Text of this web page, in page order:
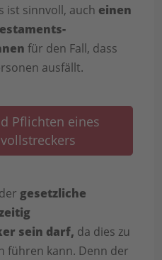
ist sinnvoll, auch einen
für den Fall, dass
ausfällt.
Pflichten eines
gesetzliche
sein darf, da dies zu
führen kann. Denn der